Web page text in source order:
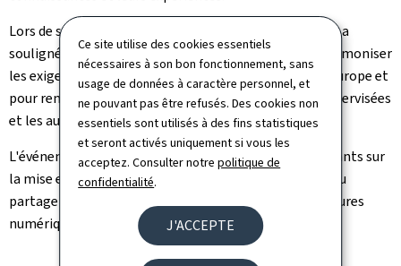
Ce site utilise des cookies essentiels
nécessaires à son bon fonctionnement, sans
usage de données à caractère personnel, et
ne pouvant pas être refusés. Des cookies non
essentiels sont utilisés à des fins statistiques
et seront activés uniquement si vous les
acceptez. Consulter notrepolitique de
confidentialité.
J'ACCEPTE
Lors de son allocution d'ouverture, la ministre Margue a
souligné que "la directive NIS2 est essentielle pour harmoniser
les exigences en matière de cybersécurité à travers l'Europe et
pour renforcer la communication entre les entités supervisées
et les autorités compétentes."
L'événement a été marqué par des échanges enrichissants sur
la mise en œuvre de la directive NIS2 et l'importance du
partage d'informations pour protéger nos infrastructures
numériques.